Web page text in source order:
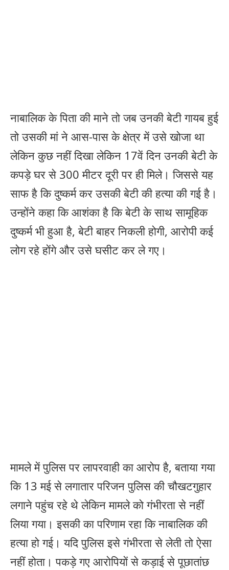
नाबालिक के पिता की माने तो जब उनकी बेटी गायब हुई
तो उसकी मां ने आस-पास के क्षेत्र में उसे खोजा था
लेकिन कुछ नहीं दिखा लेकिन 17वें दिन उनकी बेटी के
कपड़े घर से 300 मीटर दूरी पर ही मिले। जिससे यह
साफ है कि दुष्कर्म कर उसकी बेटी की हत्या की गई है।
उन्होंने कहा कि आशंका है कि बेटी के साथ सामूहिक
दुष्कर्म भी हुआ है, बेटी बाहर निकली होगी, आरोपी कई
लोग रहे होंगे और उसे घसीट कर ले गए।
मामले में पुलिस पर लापरवाही का आरोप है, बताया गया
कि 13 मई से लगातार परिजन पुलिस की चौखटगुहार
लगाने पहुंच रहे थे लेकिन मामले को गंभीरता से नहीं
लिया गया। इसकी का परिणाम रहा कि नाबालिक की
हत्या हो गई। यदि पुलिस इसे गंभीरता से लेती तो ऐसा
नहीं होता। पकड़े गए आरोपियों से कड़ाई से पूछातांछ